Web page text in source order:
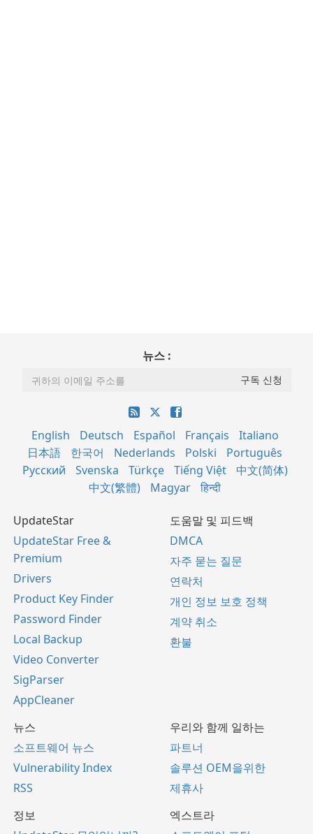
뉴스 :
English Deutsch Español Français
Italiano
日本語
한국어 Nederlands Polski
Português
Русский
Svenska Türkçe Tiếng Việt
中文(简体)
中文(繁體)
Magyar हिन्दी
UpdateStar
UpdateStar Free &
Premium
Drivers
Product Key Finder
Password Finder
Local Backup
Video Converter
SigParser
AppCleaner
도움말 및 피드백
DMCA
자주 묻는 질문
연락처
개인 정보 보호 정책
계약 취소
환불
뉴스
소프트웨어 뉴스
Vulnerability Index
RSS
우리와 함께 일하는
파트너
솔루션 OEM을위한
제휴사
정보
엑스트라